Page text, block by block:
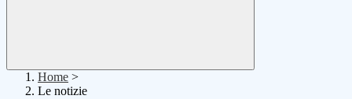
Home >
Le notizie